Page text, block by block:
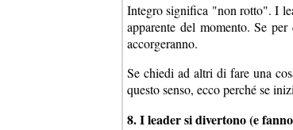
Integro significa "non rotto". I
apparente del momento. Se
accorgeranno.
Se chiedi ad altri di fare una
questo senso, ecco perché se
8. I leader si divertono (e